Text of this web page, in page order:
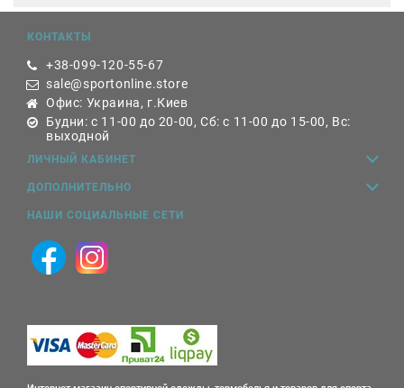
КОНТАКТЫ
+38-099-120-55-67
sale@sportonline.store
Офис: Украина, г.Киев
Будни: с 11-00 до 20-00, Сб: с 11-00 до 15-00, Вс:
выходной
ЛИЧНЫЙ КАБИНЕТ
ДОПОЛНИТЕЛЬНО
НАШИ СОЦИАЛЬНЫЕ СЕТИ